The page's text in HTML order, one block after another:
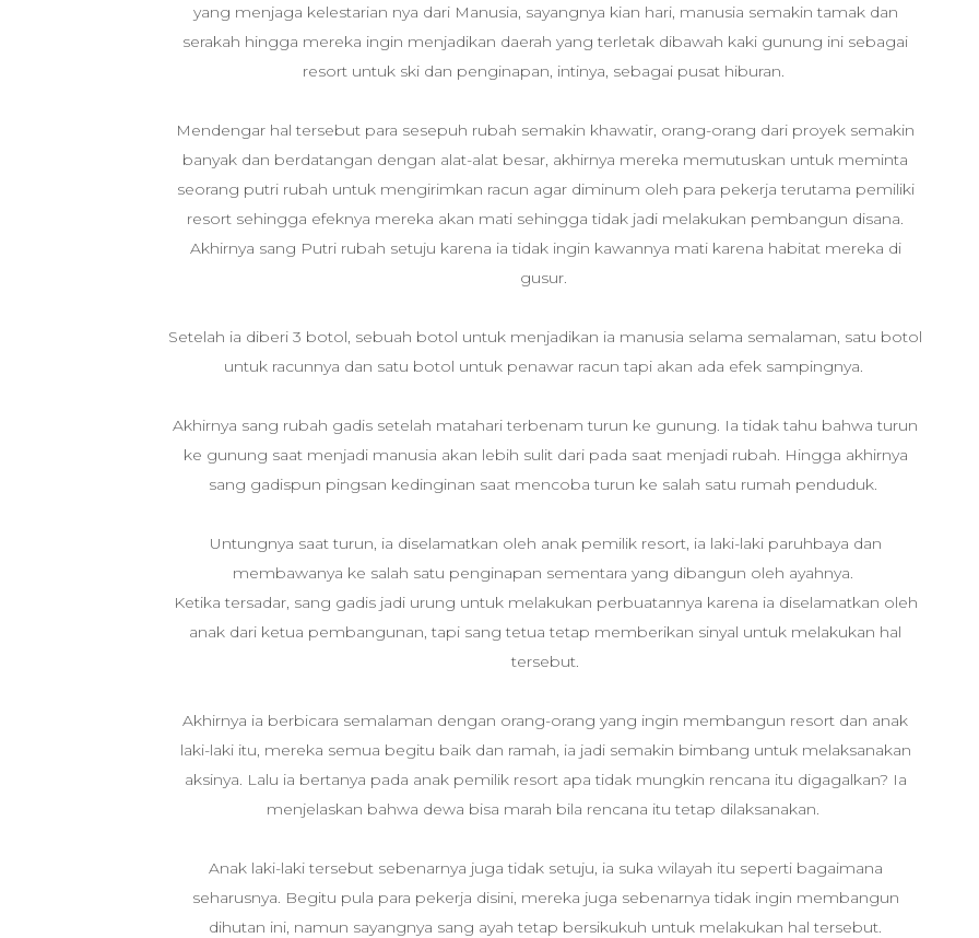
yang menjaga kelestarian nya dari Manusia, sayangnya kian hari, manusia semakin tamak dan
serakah hingga mereka ingin menjadikan daerah yang terletak dibawah kaki gunung ini sebagai
resort untuk ski dan penginapan, intinya, sebagai pusat hiburan.
Mendengar hal tersebut para sesepuh rubah semakin khawatir, orang-orang dari proyek semakin
banyak dan berdatangan dengan alat-alat besar, akhirnya mereka memutuskan untuk meminta
seorang putri rubah untuk mengirimkan racun agar diminum oleh para pekerja terutama pemiliki
resort sehingga efeknya mereka akan mati sehingga tidak jadi melakukan pembangun disana.
Akhirnya sang Putri rubah setuju karena ia tidak ingin kawannya mati karena habitat mereka di
gusur.
Setelah ia diberi 3 botol, sebuah botol untuk menjadikan ia manusia selama semalaman, satu botol
untuk racunnya dan satu botol untuk penawar racun tapi akan ada efek sampingnya.
Akhirnya sang rubah gadis setelah matahari terbenam turun ke gunung. Ia tidak tahu bahwa turun
ke gunung saat menjadi manusia akan lebih sulit dari pada saat menjadi rubah. Hingga akhirnya
sang gadispun pingsan kedinginan saat mencoba turun ke salah satu rumah penduduk.
Untungnya saat turun, ia diselamatkan oleh anak pemilik resort, ia laki-laki paruhbaya dan
membawanya ke salah satu penginapan sementara yang dibangun oleh ayahnya.
Ketika tersadar, sang gadis jadi urung untuk melakukan perbuatannya karena ia diselamatkan oleh
anak dari ketua pembangunan, tapi sang tetua tetap memberikan sinyal untuk melakukan hal
tersebut.
Akhirnya ia berbicara semalaman dengan orang-orang yang ingin membangun resort dan anak
laki-laki itu, mereka semua begitu baik dan ramah, ia jadi semakin bimbang untuk melaksanakan
aksinya. Lalu ia bertanya pada anak pemilik resort apa tidak mungkin rencana itu digagalkan? Ia
menjelaskan bahwa dewa bisa marah bila rencana itu tetap dilaksanakan.
Anak laki-laki tersebut sebenarnya juga tidak setuju, ia suka wilayah itu seperti bagaimana
seharusnya. Begitu pula para pekerja disini, mereka juga sebenarnya tidak ingin membangun
dihutan ini, namun sayangnya sang ayah tetap bersikukuh untuk melakukan hal tersebut.